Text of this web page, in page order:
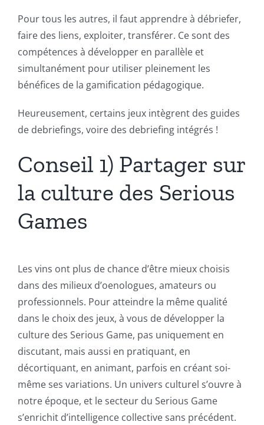
Pour tous les autres, il faut apprendre à débriefer,
faire des liens, exploiter, transférer. Ce sont des
compétences à développer en parallèle et
simultanément pour utiliser pleinement les
bénéfices de la gamification pédagogique.
Heureusement, certains jeux intègrent des guides
de debriefings, voire des debriefing intégrés !
Conseil 1) Partager sur
la culture des Serious
Games
Les vins ont plus de chance d’être mieux choisis
dans des milieux d’oenologues, amateurs ou
professionnels. Pour atteindre la même qualité
dans le choix des jeux, à vous de développer la
culture des Serious Game, pas uniquement en
discutant, mais aussi en pratiquant, en
décortiquant, en animant, parfois en créant soi-
même ses variations. Un univers culturel s’ouvre à
notre époque, et le secteur du Serious Game
s’enrichit d’intelligence collective sans précédent.